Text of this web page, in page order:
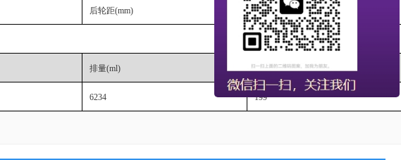
后轮距(mm) 1860
排量(ml) 功率(Kw)
6234 199